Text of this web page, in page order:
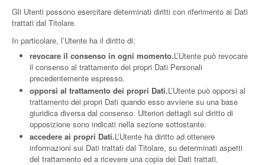
Gli Utenti possono esercitare determinati diritti con riferimento ai Dati
trattati dal Titolare.
In particolare, l’Utente ha il diritto di:
revocare il consenso in ogni momento.L’Utente può revocare
il consenso al trattamento dei propri Dati Personali
precedentemente espresso.
opporsi al trattamento dei propri Dati.L’Utente può opporsi al
trattamento dei propri Dati quando esso avviene su una base
giuridica diversa dal consenso. Ulteriori dettagli sul diritto di
opposizione sono indicati nella sezione sottostante.
accedere ai propri Dati.L’Utente ha diritto ad ottenere
informazioni sui Dati trattati dal Titolare, su determinati aspetti
del trattamento ed a ricevere una copia dei Dati trattati.